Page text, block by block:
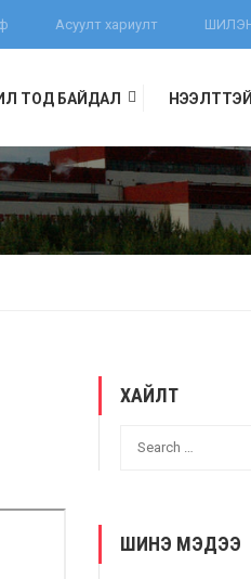
Асуулт хариулт
ТОД БАЙДАЛ
ХАЙЛТ
ШИНЭ МЭДЭЭ